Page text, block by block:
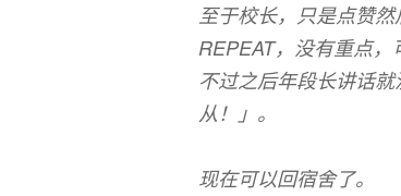
至于校长，只是点赞然
REPEAT，没有重点，
不过之后年段长讲话
从！」。
现在可以回宿舍了。